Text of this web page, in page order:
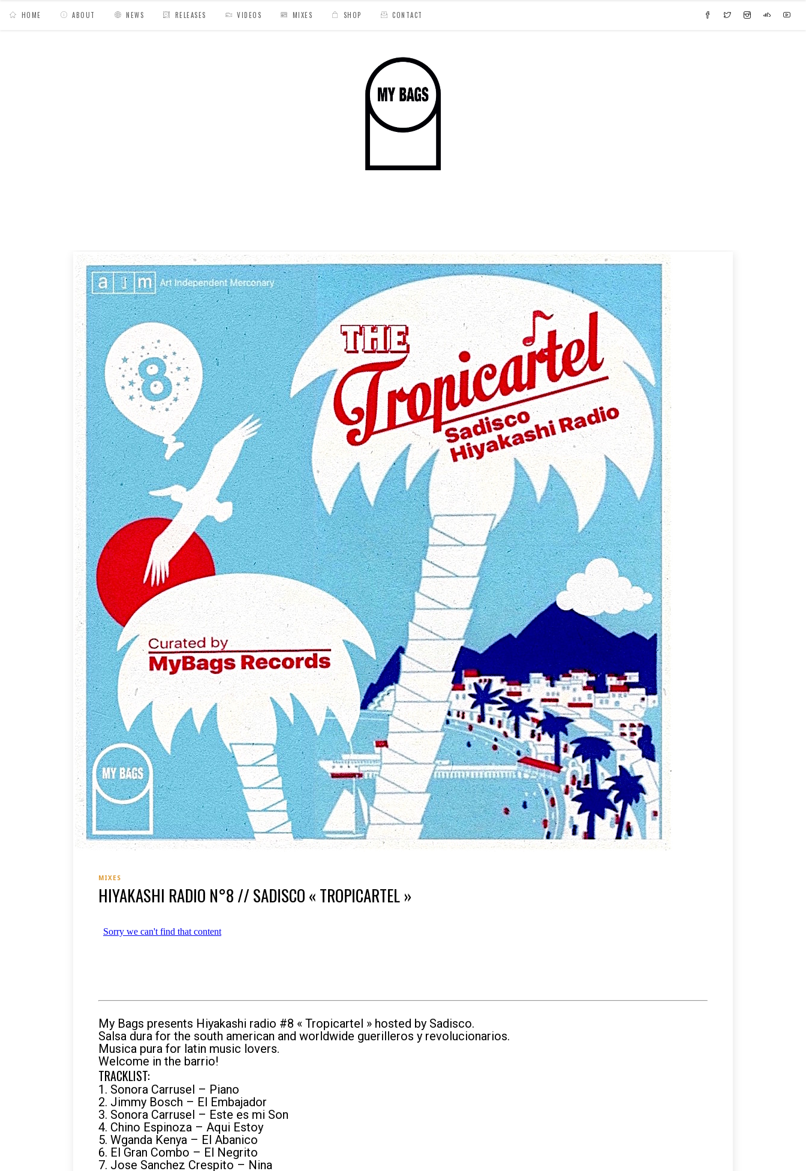
HOME ABOUT NEWS RELEASES VIDEOS MIXES SHOP CONTACT
MIXES
HIYAKASHI RADIO N°8 // SADISCO « TROPICARTEL »
My Bags presents Hiyakashi radio #8 « Tropicartel » hosted by Sadisco.
Salsa dura for the south american and worldwide guerilleros y revolucionarios.
Musica pura for latin music lovers.
Welcome in the barrio!
TRACKLIST:
1. Sonora Carrusel – Piano
2. Jimmy Bosch – El Embajador
3. Sonora Carrusel – Este es mi Son
4. Chino Espinoza – Aqui Estoy
5. Wganda Kenya – El Abanico
6. El Gran Combo – El Negrito
7. Jose Sanchez Crespito – Nina